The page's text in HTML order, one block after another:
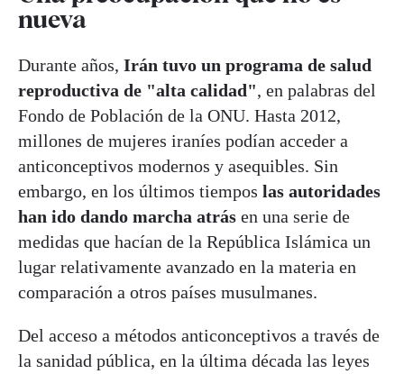
nueva
Durante años, Irán tuvo un programa de salud
reproductiva de "alta calidad", en palabras del
Fondo de Población de la ONU. Hasta 2012,
millones de mujeres iraníes podían acceder a
anticonceptivos modernos y asequibles. Sin
embargo, en los últimos tiempos las autoridades
han ido dando marcha atrás en una serie de
medidas que hacían de la República Islámica un
lugar relativamente avanzado en la materia en
comparación a otros países musulmanes.
Del acceso a métodos anticonceptivos a través de
la sanidad pública, en la última década las leyes